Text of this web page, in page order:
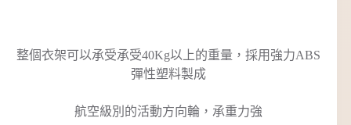
整個衣架可以承受承受40Kg以上的重量，採用強力ABS
彈性塑料製成
航空級別的活動方向輪，承重力強